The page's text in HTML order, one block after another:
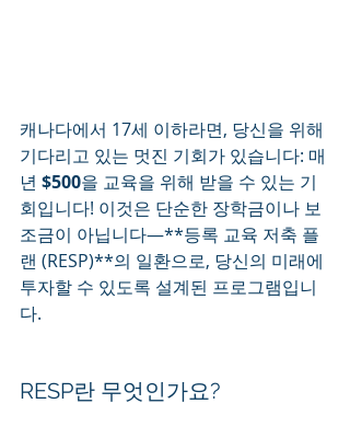
캐나다에서 17세 이하라면, 당신을 위해
기다리고 있는 멋진 기회가 있습니다: 매
년 $500을 교육을 위해 받을 수 있는 기
회입니다! 이것은 단순한 장학금이나 보
조금이 아닙니다—**등록 교육 저축 플
랜 (RESP)**의 일환으로, 당신의 미래에
투자할 수 있도록 설계된 프로그램입니
다.
RESP란 무엇인가요?